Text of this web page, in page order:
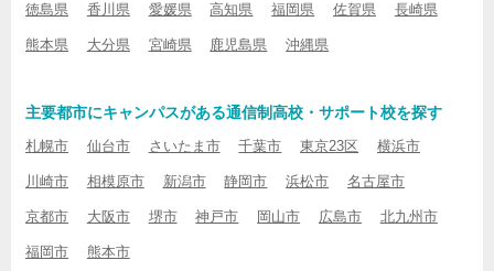
徳島県 香川県 愛媛県 高知県 福岡県 佐賀県 長崎県
熊本県 大分県 宮崎県 鹿児島県 沖縄県
主要都市にキャンパスがある通信制高校・サポート校を探す
札幌市 仙台市 さいたま市 千葉市 東京23区 横浜市
川崎市 相模原市 新潟市 静岡市 浜松市 名古屋市
京都市 大阪市 堺市 神戸市 岡山市 広島市 北九州市
福岡市 熊本市